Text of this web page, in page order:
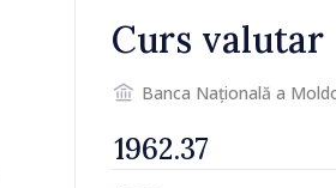
Curs valutar
Banca Națională a